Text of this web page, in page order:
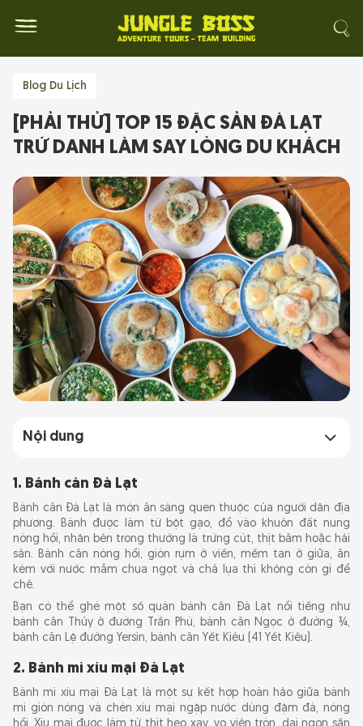
Blog Du Lịch
[PHẢI THỬ] TOP 15 ĐẶC SẢN ĐÀ LẠT
TRỨ DANH LÀM SAY LÒNG DU KHÁCH
Nội dung
2. Bánh mì xíu mại Đà Lạt
3. Lẩu gà lá é Đà Lạt
4. Bánh ướt lòng gà Đà Lạt
5. Kem bơ Đà Lạt
1. Bánh căn Đà Lạt
Bánh căn Đà Lạt là món ăn sáng quen thuộc của người dân địa
phương. Bánh được làm từ bột gạo, đổ vào khuôn đất nung
nóng hổi, nhân bên trong thường là trứng cút, thịt băm hoặc hải
sản. Bánh căn nóng hổi, giòn rụm ở viền, mềm tan ở giữa, ăn
kèm với nước mắm chua ngọt và chả lụa thì không còn gì để
chê.
Bạn có thể ghé một số quán bánh căn Đà Lạt nổi tiếng như
bánh căn Thủy ở đường Trần Phú, bánh căn Ngọc ở đường ¾,
bánh căn Lệ đường Yersin, bánh căn Yết Kiêu (41 Yết Kiêu).
2. Bánh mì xíu mại Đà Lạt
Bánh mì xíu mại Đà Lạt là một sự kết hợp hoàn hảo giữa bánh
mì giòn nóng và chén xíu mại ngập nước dùng đậm đà, nóng